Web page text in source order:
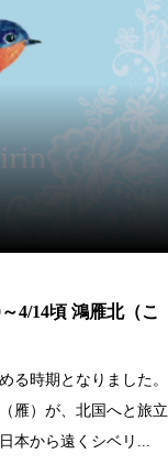
4/14頃 鴻雁北（こ
る時期となりました。
雁）が、北国へと旅立
本から遠くシベリ...